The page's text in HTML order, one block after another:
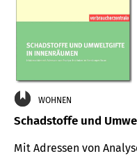
WOHNEN
Schadstoffe und
Mit Adressen von